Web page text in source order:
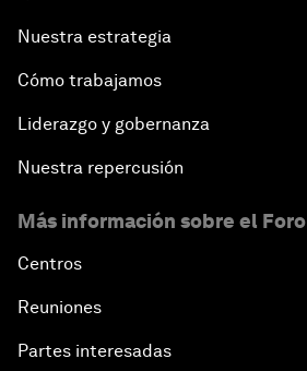
Nuestra estrategia
Cómo trabajamos
Liderazgo y gobernanza
Nuestra repercusión
Más información sobre el Foro
Centros
Reuniones
Partes interesadas